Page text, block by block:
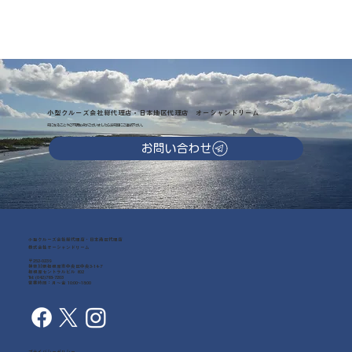
小型クルーズ会社総代理店・日本地区代理店 オーシャンドリーム
気になることやご不明な点がございましたらお気軽にご連絡下さい。
お問い合わせ
小型クルーズ会社総代理店・日本地区代理店
株式会社オーシャンドリーム
〒252-0239
神奈川県相模原市中央区中央3-14-7
相模原セントラルビル 602
Tel: (042)768-7203
営業時間：月～金 10:00~18:00